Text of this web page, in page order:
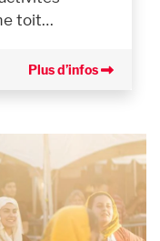
toit…
Plus d’infos